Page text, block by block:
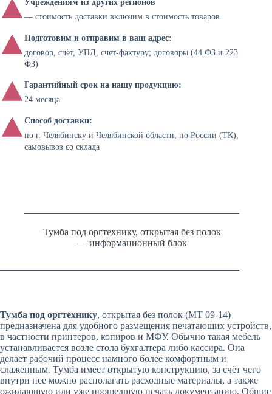
Учреждениям из других регионов
— стоимость доставки включим в стоимость товаров
Подготовим и отправим в ваш адрес:
договор, счёт, УПД, счет-фактуру; договоры (44 ФЗ и 223
ФЗ)
Гарантийный срок на нашу продукцию:
24 месяца
Способ доставки:
по г. Челябинску и Челябинской области, по России (ТК),
самовывоз со склада
Тумба под оргтехнику, открытая без полок
— информационный блок
Тумба под оргтехнику, открытая без полок (МТ 09-14)
предназначена для удобного размещения печатающих устройств,
в частности принтеров, копиров и МФУ. Обычно такая мебель
устанавливается возле стола бухгалтера либо кассира. Она
делает рабочий процесс намного более комфортным и
слаженным. Тумба имеет открытую конструкцию, за счёт чего
внутри нее можно располагать расходные материалы, а также
ожидающую или уже прошедшую печать документацию. Общие